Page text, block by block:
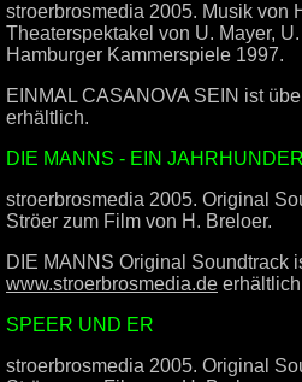
stroerbrosmedia 2005. Musik von
Theaterspektakel von U. Mayer,
Hamburger Kammerspiele 1997.
EINMAL CASANOVA SEIN ist
erhältlich.
DIE MANNS - EIN
stroerbrosmedia 2005. Original
Ströer zum Film von H. Breloer.
DIE MANNS Original Soundtrack
www.stroerbrosmedia.de
SPEER UND ER
stroerbrosmedia 2005. Original